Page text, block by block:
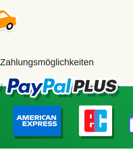
Zahlungsmöglichkeiten